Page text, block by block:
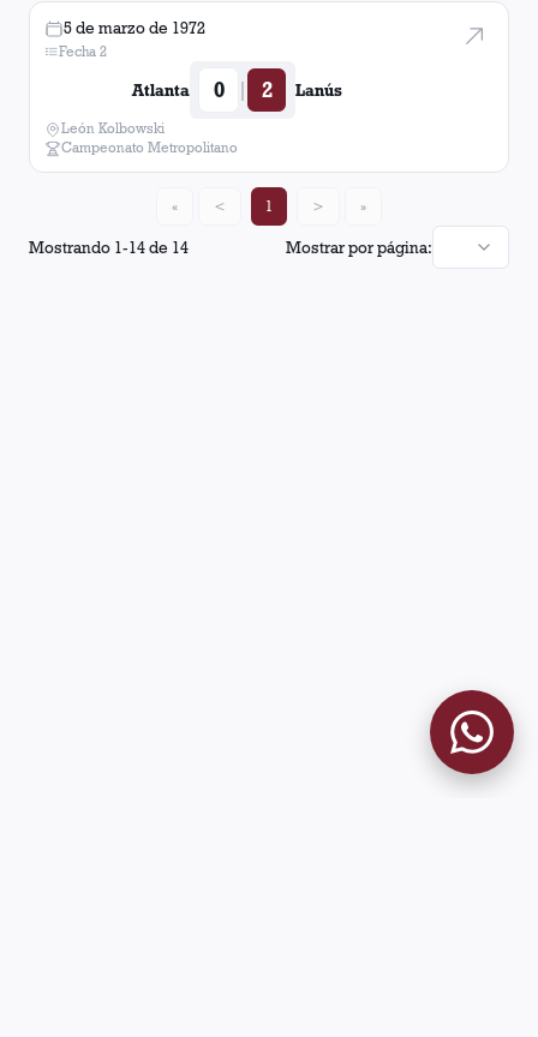
5 de marzo de 1972
Fecha 2
Atlanta 0 | 2 Lanús
León Kolbowski
Campeonato Metropolitano
Mostrando 1-14de 14 Mostrar por página:
« < 1 > »